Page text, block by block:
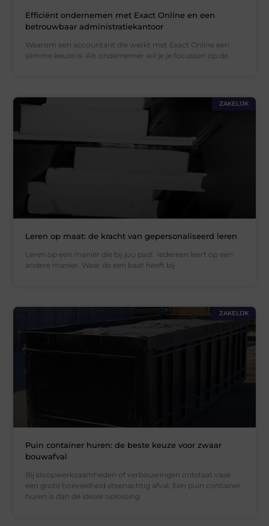
Efficiënt ondernemen met Exact Online en een
betrouwbaar administratiekantoor
Waarom een accountant die werkt met Exact Online een
slimme keuze is Als ondernemer wil je je focussen op de
ZAKELIJK
Leren op maat: de kracht van gepersonaliseerd leren
Leren op een manier die bij jou past Iedereen leert op een
andere manier. Waar de een baat heeft bij
ZAKELIJK
Puin container huren: de beste keuze voor zwaar
bouwafval
Bij sloopwerkzaamheden of verbouwingen ontstaat vaak
een grote hoeveelheid steenachtig afval. Een puin container
huren is dan de ideale oplossing